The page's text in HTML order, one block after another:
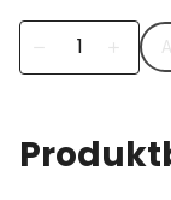
remove add